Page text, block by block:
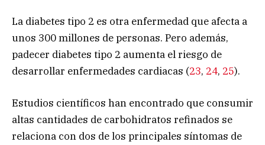
La diabetes tipo 2 es otra enfermedad que afecta a
unos 300 millones de personas. Pero además,
padecer diabetes tipo 2 aumenta el riesgo de
desarrollar enfermedades cardiacas (23, 24, 25).
Estudios científicos han encontrado que consumir
altas cantidades de carbohidratos refinados se
relaciona con dos de los principales síntomas de